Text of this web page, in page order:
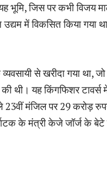
जिस पर कभी विजय
में विकसित किया गया
व्यवसायी से खरीदा गया
थी। यह किंगफिशर
23वीं मंजिल पर 29 करोड़
के मंत्री केजे जॉर्ज के बेटे